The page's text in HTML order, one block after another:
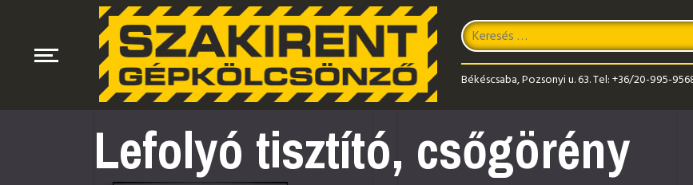
Keresés
Type 2 or more characters for results.
Békéscsaba, Pozsonyi u. 63.Tel:+36/20-995-
Lefolyó tisztító, csőgörény